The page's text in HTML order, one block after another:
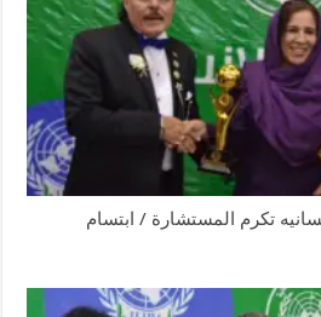
تكرم المستشارة / ابتسام